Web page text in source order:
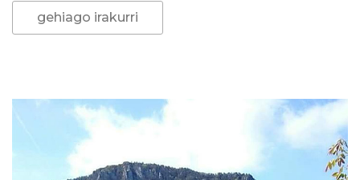
gehiago irakurri